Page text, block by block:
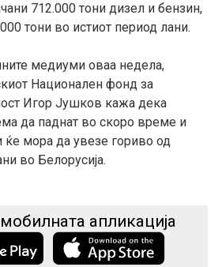
712.000 тони дизел и бензин,
тони во истиот период лани.
медиуми оваа недела,
Национален фонд за
Игор Јушков кажа дека
да паднат во скоро време и
ќе мора да увезе гориво од
во Белорусија.
апликација